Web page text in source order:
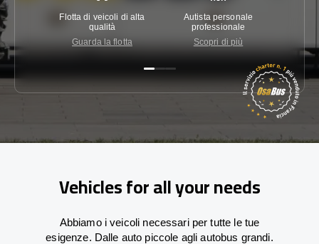
Flotta di veicoli di alta
qualità
Guarda la flotta
Autista personale
professionale
Scopri di più
Vehicles for all your needs
Abbiamo i veicoli necessari per tutte le tue
esigenze. Dalle auto piccole agli autobus grandi.